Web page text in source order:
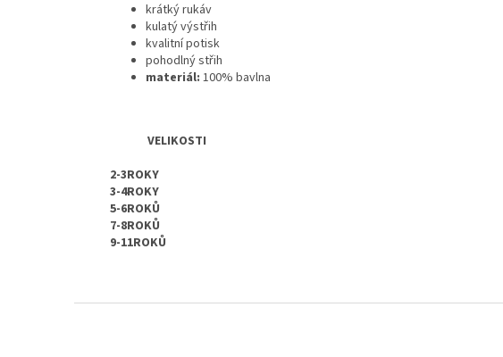
krátký rukáv
kulatý výstřih
kvalitní potisk
pohodlný střih
materiál: 100% bavlna
VELIKOSTI
2-3ROKY
3-4ROKY
5-6ROKŮ
7-8ROKŮ
9-11ROKŮ